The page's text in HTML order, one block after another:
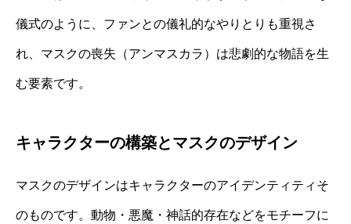
儀式のように、ファンとの儀礼的なやりとりも重視さ
れ、マスクの喪失（アンマスカラ）は悲劇的な物語を生
む要素です。
キャラクターの構築とマスクのデザイン
マスクのデザインはキャラクターのアイデンティティそ
のものです。動物・悪魔・神話的存在などをモチーフに